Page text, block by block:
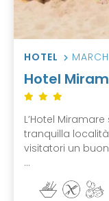
HOTEL
Hotel
L’Hotel
tranquilla
visitatori un
...